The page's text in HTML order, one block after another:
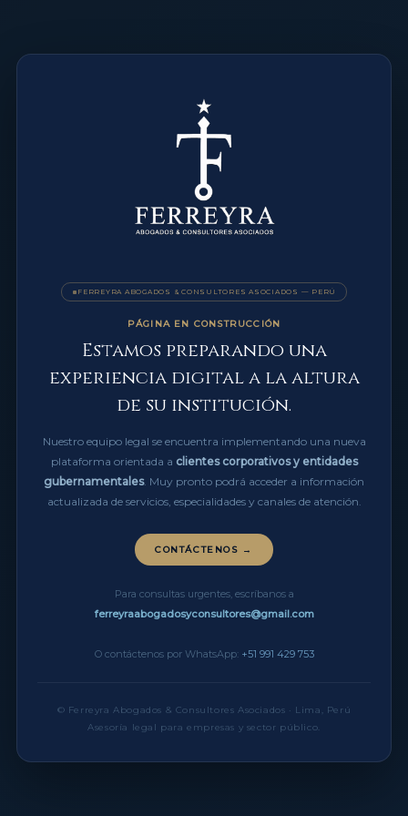
FERREYRA ABOGADOS & CONSULTORES ASOCIADOS — PERÚ
PÁGINA EN CONSTRUCCIÓN
Estamos preparando una
experiencia digital a la altura
de su institución.
Nuestro equipo legal se encuentra implementando una nueva
plataforma orientada a clientes corporativos y entidades
gubernamentales. Muy pronto podrá acceder a información
actualizada de servicios, especialidades y canales de atención.
CONTÁCTENOS →
Para consultas urgentes, escríbanos a
ferreyraabogadosyconsultores@gmail.com
O contáctenos por WhatsApp: +51 991 429 753
© Ferreyra Abogados & Consultores Asociados · Lima, Perú
Asesoría legal para empresas y sector público.